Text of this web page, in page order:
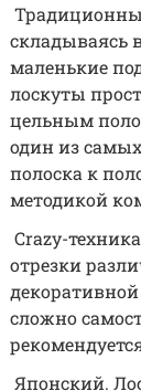
складываясь
маленькие
лоскуты
цельным
один из
полоска к
методикой
Crazy-
отрезки
сложно
Японский.